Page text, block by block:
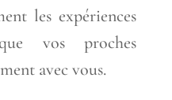
les expériences
vos proches
avec vous.